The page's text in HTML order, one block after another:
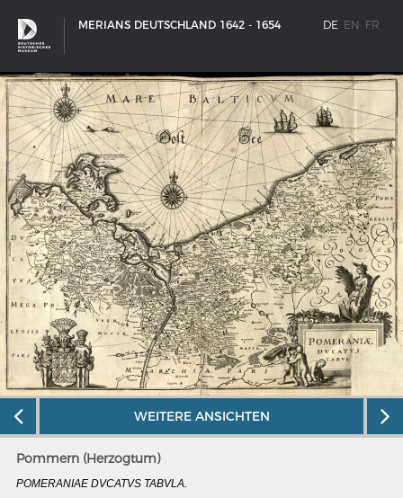
MERIANS DEUTSCHLAND 1642 - 1654 DE EN FR
SCHIFFSTYPEN
Entwicklungen im europäischen Schiffbau
WEITERE ANSICHTEN
Pommern (Herzogtum)
POMERANIAE DVCATVS TABVLA.